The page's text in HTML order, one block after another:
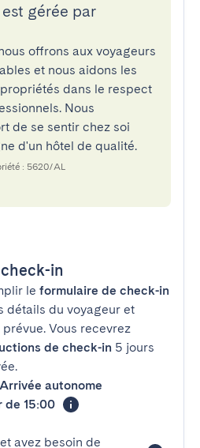
gérée par
offrons aux voyageurs
et nous aidons les
dans le respect
Nous
de se sentir chez soi
d'un hôtel de qualité.
: 5620/AL
in
le formulaire de check-in
détails du voyageur et
Vous recevrez
de check-in 5 jours
Arrivée autonome
de 15:00
avez besoin de